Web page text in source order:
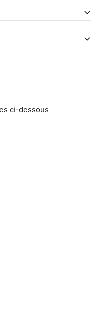
ci-dessous